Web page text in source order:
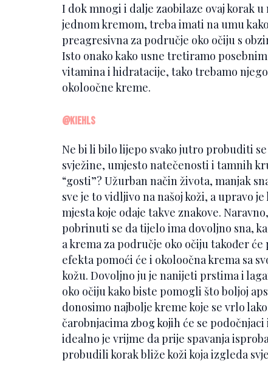
I dok mnogi i dalje zaobilaze ovaj korak
jednom kremom, treba imati na umu
preagresivna za područje oko očiju s
Isto onako kako usne tretiramo
vitamina i hidratacije, tako trebamo
okoloočne kreme.
@kiehls
Ne bi li bilo lijepo svako jutro probuditi
svježine, umjesto natečenosti i tamnih
“gosti”? Užurban način života, manjak
sve je to vidljivo na našoj koži, a upravo
mjesta koje odaje takve znakove.
pobrinuti se da tijelo ima dovoljno sna,
a krema za područje oko očiju također
efekta pomoći će i okoloočna krema sa
kožu. Dovoljno ju je nanijeti prstima i
oko očiju kako biste pomogli što boljoj
donosimo najbolje kreme koje se vrlo
čarobnjacima zbog kojih će se
idealno je vrijme da prije spavanja
probudili korak bliže koži koja izgleda